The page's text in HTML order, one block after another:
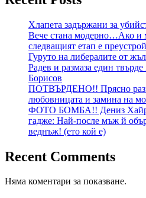
Хлапета задържани за
Вече стана модерно…Ако и
следващият етап е
Гуруто на либералите от
Радев и размаза един
Борисов
ПОТВЪРДЕНО!! Прясно
любовницата и замина на
ФОТО БОМБА!! Дениз
гадже: Най-после мъж й
веднъж! (ето кой е)
Recent Comments
Няма коментари за показване.